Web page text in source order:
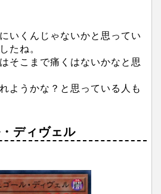
いくんじゃないかと思ってい
たね。
そこまで痛くはないかなと思
ようかな？と思っている人も
ディヴェル